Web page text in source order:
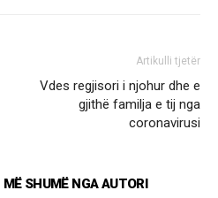
Artikulli tjetër
Vdes regjisori i njohur dhe e
gjithë familja e tij nga
coronavirusi
MË SHUMË NGA AUTORI